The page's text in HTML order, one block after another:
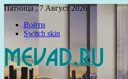
Пятница , 7 Август 2026
Войти
Switch skin